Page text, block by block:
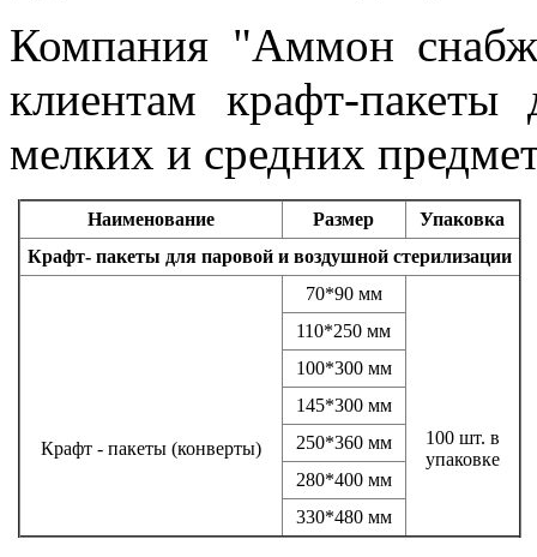
Компания "Аммон
клиентам крафт-пакеты
мелких и средних
Наименование Размер
Упаковка
Крафт- пакеты для паровой и воздушной стерилизации
Крафт - пакеты (конверты)
70*90 мм
100 шт. в
упаковке
110*250 мм
100*300 мм
145*300 мм
250*360 мм
280*400 мм
330*480 мм